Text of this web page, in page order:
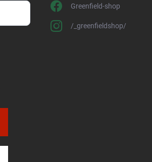
Greenfield-shop
/_greenfieldshop/